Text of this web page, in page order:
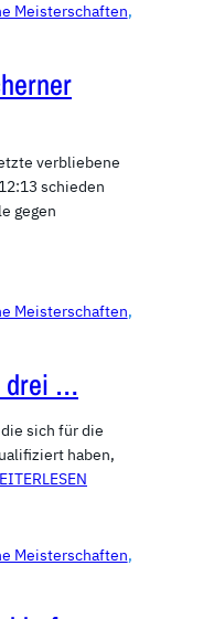
Meisterschaften
verbliebene
schieden
gegen
Meisterschaften
drei …
sich für die
haben,
Meisterschaften